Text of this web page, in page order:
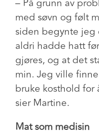
med søvn og følt
siden begynte jeg
aldri hadde hatt
gjøres, og at det
min. Jeg ville
bruke kosthold for
sier Martine.
Mat som medisin